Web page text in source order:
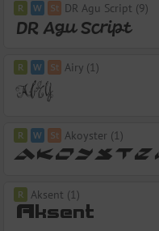
DR Agu Script (9)
Airy (1)
Akoyster (1)
Aksent (1)